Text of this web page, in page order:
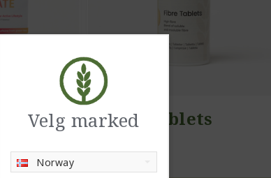
Velg marked
Norway
Fibre Tablets